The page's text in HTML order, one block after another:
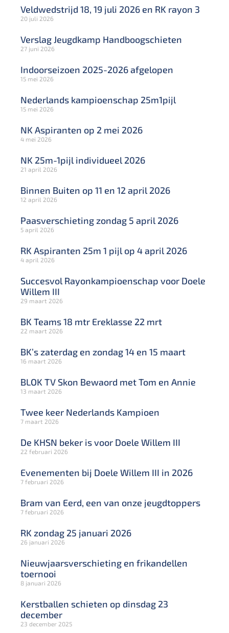
Veldwedstrijd 18, 19 juli 2026 en RK rayon 3
20 juli 2026
Verslag Jeugdkamp Handboogschieten
27 juni 2026
Indoorseizoen 2025-2026 afgelopen
15 mei 2026
Nederlands kampioenschap 25m1pijl
15 mei 2026
NK Aspiranten op 2 mei 2026
4 mei 2026
NK 25m-1pijl individueel 2026
21 april 2026
Binnen Buiten op 11 en 12 april 2026
12 april 2026
Paasverschieting zondag 5 april 2026
5 april 2026
RK Aspiranten 25m 1 pijl op 4 april 2026
4 april 2026
Succesvol Rayonkampioenschap voor Doele
Willem III
29 maart 2026
BK Teams 18 mtr Ereklasse 22 mrt
22 maart 2026
BK’s zaterdag en zondag 14 en 15 maart
16 maart 2026
BLOK TV Skon Bewaord met Tom en Annie
13 maart 2026
Twee keer Nederlands Kampioen
7 maart 2026
De KHSN beker is voor Doele Willem III
22 februari 2026
Evenementen bij Doele Willem III in 2026
7 februari 2026
Bram van Eerd, een van onze jeugdtoppers
7 februari 2026
RK zondag 25 januari 2026
26 januari 2026
Nieuwjaarsverschieting en frikandellen
toernooi
8 januari 2026
Kerstballen schieten op dinsdag 23
december
23 december 2025